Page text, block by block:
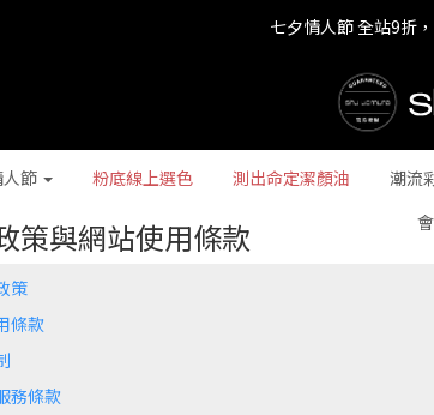
七夕情人節 全站9折
七夕情人節 全站9折
LINE最高回饋8%，滿
七夕情人節 全站9折
節 粉底線上選色 測出命定潔顏油 潮流
策與網站使用條款
策
條款
務條款